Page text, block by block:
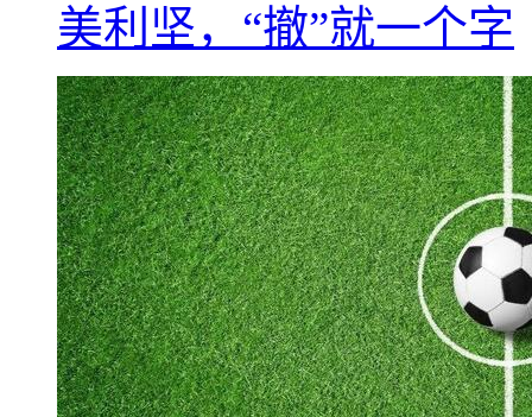
美利坚，“撤”就一个字